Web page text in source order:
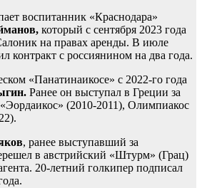
воспитанник «Краснодара»
который с сентября 2023 года
на правах аренды. В июле
контракт с россиянином на два года.
«Панатинаикосе» с 2022-го года
Ранее он выступал в Греции за
(2010-2011), Олимпиакос
, ранее выступавший за
в австрийский «Штурм» (Грац)
20-летний голкипер подписал